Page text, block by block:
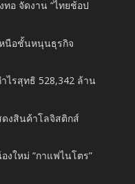
อ จัดงาน “ไทยช้อป
นือชั้นหนุนธุรกิจ
ไรสุทธิ 528,342 ล้าน
งสินค้าโลจิสติกส์
งใหม่ “กาแฟไนโตร”